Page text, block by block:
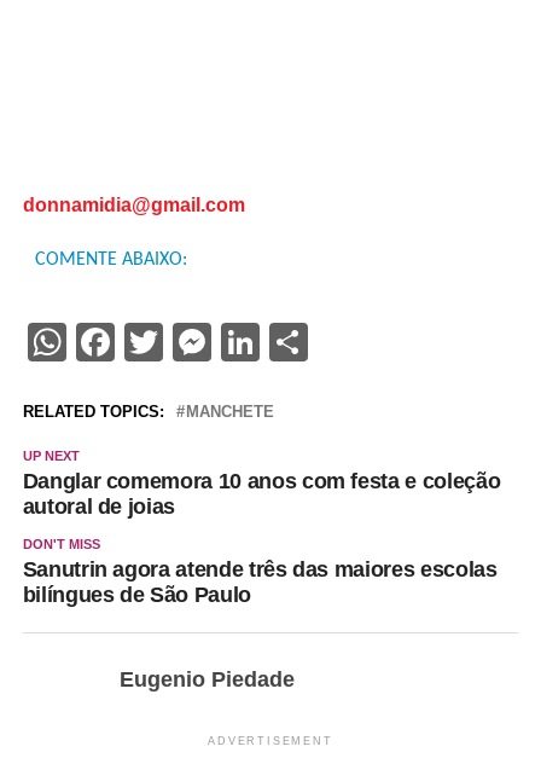
donnamidia@gmail.com
COMENTE ABAIXO:
WhatsApp
Facebook
Twitter
Messenger
LinkedIn
Share
RELATED TOPICS: MANCHETE
UP NEXT
Danglar comemora 10 anos com festa e coleção
autoral de joias
DON'T MISS
Sanutrin agora atende três das maiores escolas
bilíngues de São Paulo
Eugenio Piedade
ADVERTISEMENT